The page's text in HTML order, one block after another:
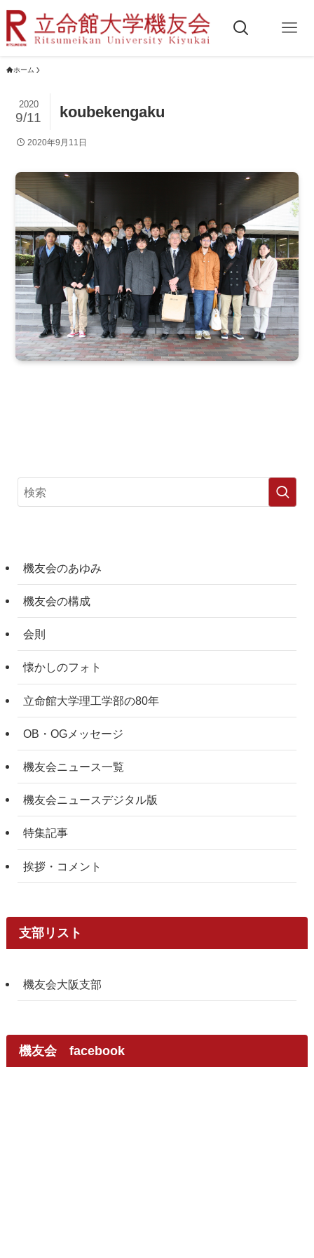
ホーム
koubekengaku
2020
9/11
2020年9月11日
機友会のあゆみ
機友会の構成
会則
懐かしのフォト
立命館大学理工学部の80年
OB・OGメッセージ
機友会ニュース一覧
機友会ニュースデジタル版
特集記事
挨拶・コメント
支部リスト
機友会大阪支部
機友会 facebook